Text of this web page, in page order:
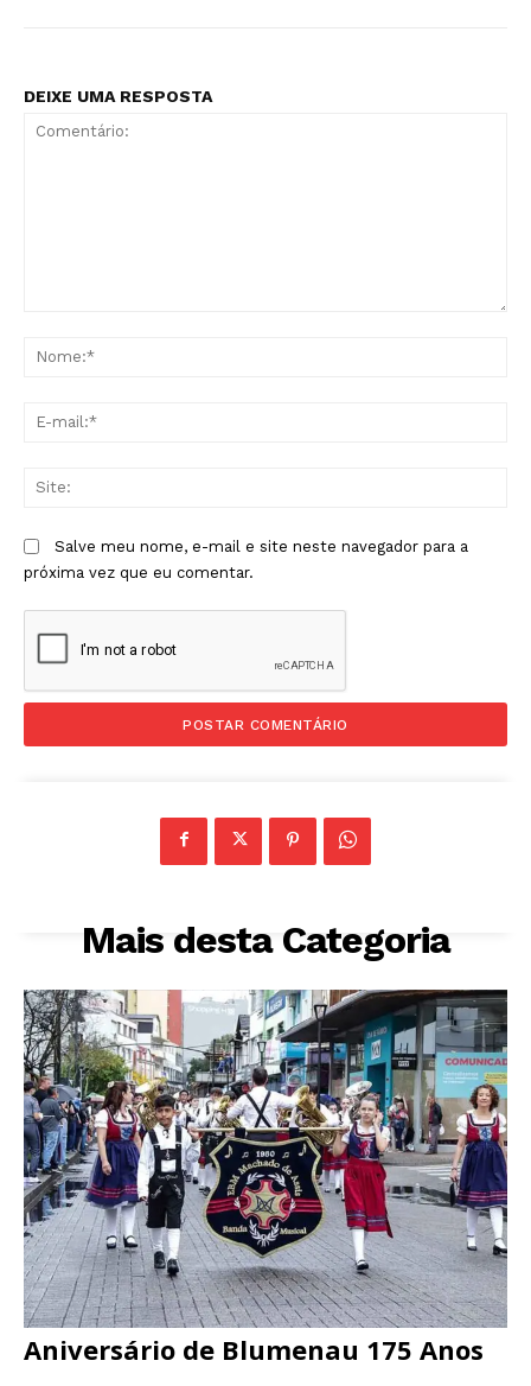
DEIXE UMA RESPOSTA
Salve meu nome, e-mail e site neste navegador para a
próxima vez que eu comentar.
Mais desta Categoria
Aniversário de Blumenau 175 Anos